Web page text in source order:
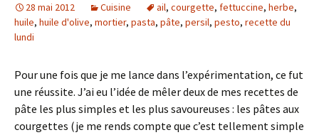
28 mai 2012 Cuisine ail, courgette, fettuccine, herbe,
huile, huile d'olive, mortier, pasta, pâte, persil, pesto, recette du
lundi
Pour une fois que je me lance dans l’expérimentation, ce fut
une réussite. J’ai eu l’idée de mêler deux de mes recettes de
pâte les plus simples et les plus savoureuses : les pâtes aux
courgettes (je me rends compte que c’est tellement simple